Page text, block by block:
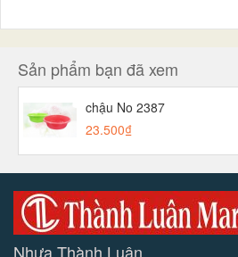
Sản phẩm bạn đã xem
chậu No 2387
23.500₫
Nhựa Thành Luân